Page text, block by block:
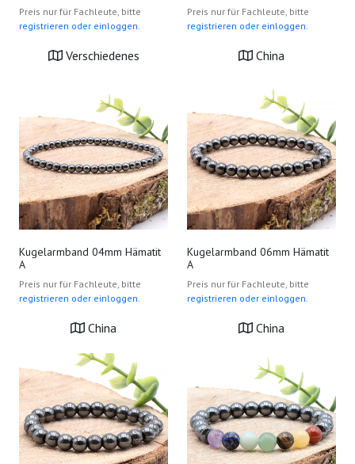
Preis nur für Fachleute, bitte
registrieren oder einloggen.
Verschiedenes
Preis nur für Fachleute, bitte
registrieren oder einloggen.
China
Kugelarmband 04mm Hämatit
A
Preis nur für Fachleute, bitte
registrieren oder einloggen.
China
Kugelarmband 06mm Hämatit
A
Preis nur für Fachleute, bitte
registrieren oder einloggen.
China